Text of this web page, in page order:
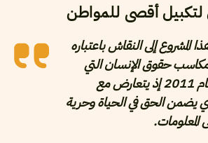
أقصى للمواطن
المشروع إلى النقاش باعتباره
حقوق الإنسان التي
حققتها تونس منذ عام 2011 إذ يتعارض مع
يضمن الحق في الحياة وحرية
المعلومات.